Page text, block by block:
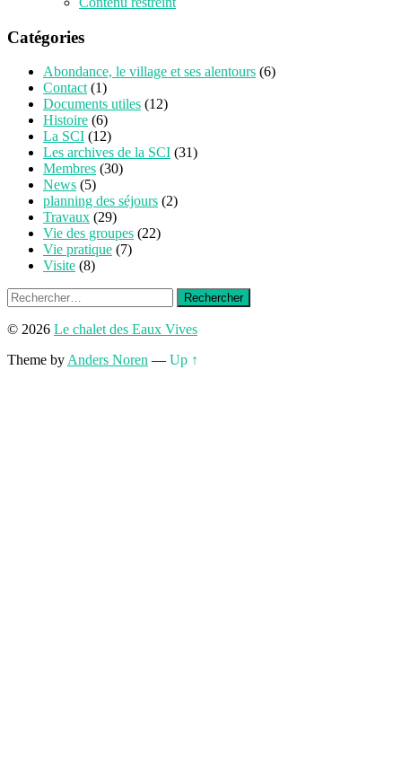
Catégories
Abondance, le village et ses alentours (6)
Contact (1)
Documents utiles (12)
Histoire (6)
La SCI (12)
Les archives de la SCI (31)
Membres (30)
News (5)
planning des séjours (2)
Travaux (29)
Vie des groupes (22)
Vie pratique (7)
Visite (8)
Rechercher :
© 2026 Le chalet des Eaux Vives
Theme by Anders Noren — Up ↑